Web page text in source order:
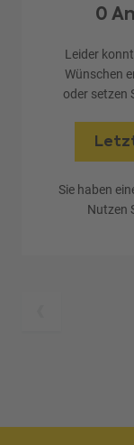
0
Leider
Wünschen
oder setzen
Sie haben
Nutzen